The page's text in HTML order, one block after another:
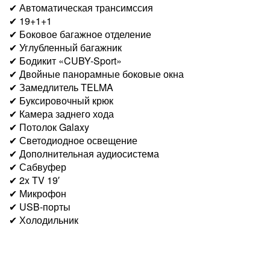
✔ Автоматическая трансимссия
✔ 19+1+1
✔ Боковое багажное отделение
✔ Углубленный багажник
✔ Бодикит «CUBY-Sport»
✔ Двойные панорамные боковые окна
✔ Замедлитель TELMA
✔ Буксировочный крюк
✔ Камера заднего хода
✔ Потолок Galaxy
✔ Светодиодное освещение
✔ Дополнительная аудиосистема
✔ Сабвуфер
✔ 2x TV 19′
✔ Микрофон
✔ USB-порты
✔ Холодильник